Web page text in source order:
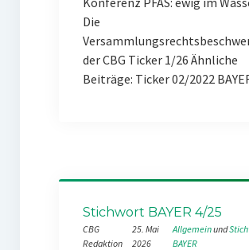
Die
der CBG Ticker 1/26 Ähnliche
Beiträge: Ticker 02/2022
Stichwort BAYER 4/25
CBG
Redaktion
25. Mai
2026
Allgemein und
BAYER